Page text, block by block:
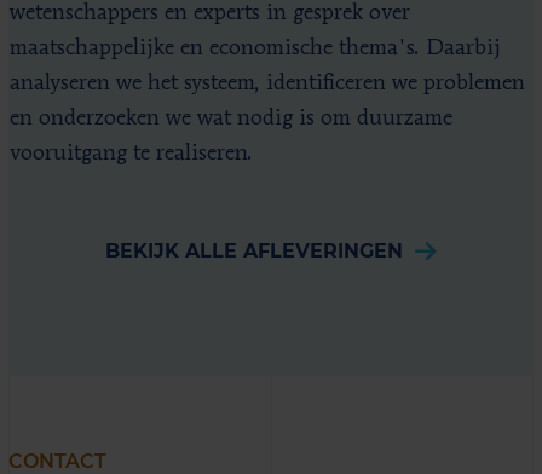
wetenschappers en experts in gesprek over
maatschappelijke en economische thema's. Daarbij
analyseren we het systeem, identificeren we problemen
en onderzoeken we wat nodig is om duurzame
vooruitgang te realiseren.
BEKIJK ALLE AFLEVERINGEN
CONTACT